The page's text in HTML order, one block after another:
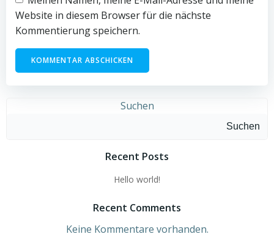
Website in diesem Browser für die nächste
Kommentierung speichern.
Suchen
Suchen
Recent Posts
Hello world!
Recent Comments
Keine Kommentare vorhanden.